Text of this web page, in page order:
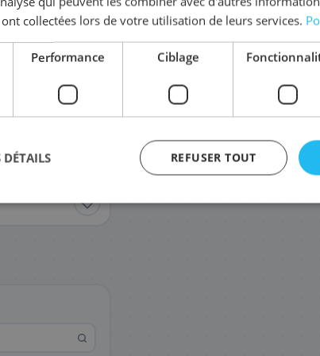
Complétez la sérieLC-
LC-
collectées lors de votre utilisation de leurs services.
Performance Ciblage
REFUSER TOUT
DÉTAILS